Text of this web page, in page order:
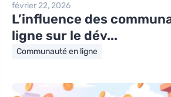
février 22, 2026
L’influence des
ligne sur le dév...
Communauté en ligne